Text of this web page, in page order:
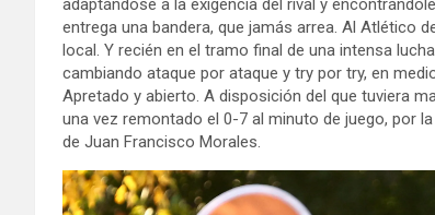
adaptándose a la exigencia del rival y
entrega una bandera, que jamás arrea. Al Atlético
local. Y recién en el tramo final de una intensa
cambiando ataque por ataque y try por try, en
Apretado y abierto. A disposición del que tuviera
una vez remontado el 0-7 al minuto de juego, por
de Juan Francisco Morales.